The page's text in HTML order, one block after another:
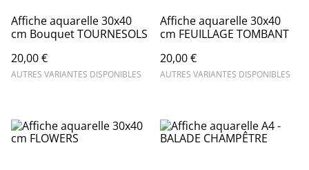
Affiche aquarelle 30x40
cm Bouquet TOURNESOLS
20,00 €
AUTRES VARIANTES DISPONIBLES
Affiche aquarelle 30x40
cm FEUILLAGE TOMBANT
20,00 €
AUTRES VARIANTES DISPONIBLES